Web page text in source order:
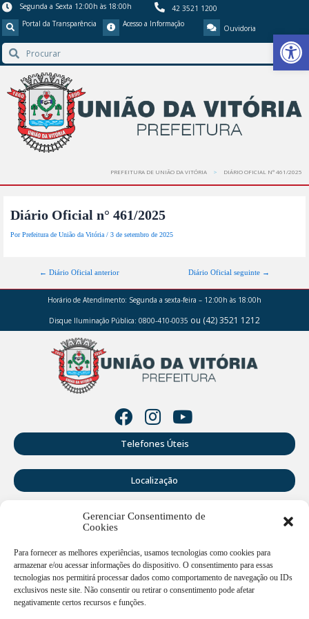
Gerenciar Consentimento de
Cookies
Para fornecer as melhores experiências, usamos tecnologias como cookies para
armazenar e/ou acessar informações do dispositivo. O consentimento para essas
tecnologias nos permitirá processar dados como comportamento de navegação ou IDs
exclusivos neste site. Não consentir ou retirar o consentimento pode afetar
negativamente certos recursos e funções.
Barra de
Segunda a Sexta 12:00h às 18:00h
42 3521 1200
Portal da Transparência
Acesso a Informação Ouvidoria
PREFEITURA DE UNIÃO DA VITÓRIA DIÁRIO OFICIAL N° 461/2025
Diário Oficial n° 461/2025
PorPrefeitura de União da Vitória/3 de setembro de 2025
← Diário Oficial anterior Diário Oficial seguinte →
Horário de Atendimento: Segunda a sexta-feira – 12:00h às 18:00h
Disque Iluminação Pública: 0800-410-0035 ou (42) 3521 1212
Telefones Úteis
Localização
Perguntas Frequentes
Webmail
Rua Doutor Cruz Machado, 205 - Centro - União da Vitória -
PR